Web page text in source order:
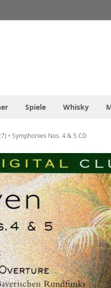
Spiele Whisky
• Symphonies Nos. 4 & 5 CD